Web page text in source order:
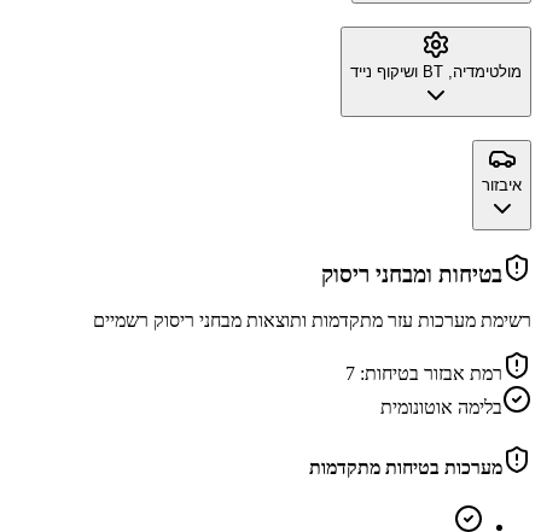
מולטימדיה, BT ושיקוף נייד
איבזור
בטיחות ומבחני ריסוק
רשימת מערכות עזר מתקדמות ותוצאות מבחני ריסוק רשמיים
רמת אבזור בטיחות: 7
בלימה אוטונומית
מערכות בטיחות מתקדמות